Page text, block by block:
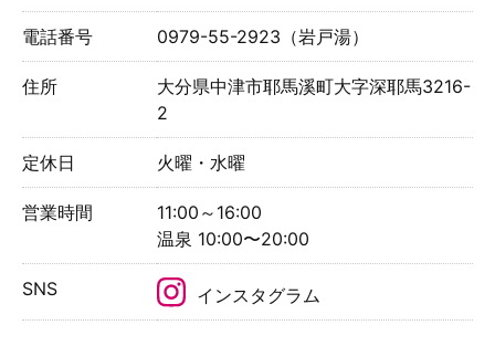
電話番号 0979-55-2923（岩戸湯）
住所
大分県中津市耶馬溪町大字深耶馬3216-
2
定休日 火曜・水曜
営業時間
11:00～16:00
温泉 10:00〜20:00
SNS インスタグラム